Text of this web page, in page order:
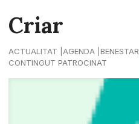
Criar
ACTUALITAT AGENDA BENESTAR
CONTINGUT PATROCINAT